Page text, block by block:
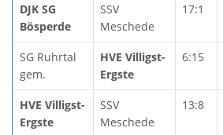
DJK SG
Bösperde
SSV
Meschede
17:1
SG Ruhrtal
gem.
HVE Villigst-
Ergste
6:15
HVE Villigst-
Ergste
SSV
Meschede
13:8